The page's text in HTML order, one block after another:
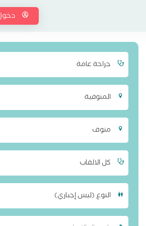
جراحة عامة
المنوفية
منوف
كل الالقاب
النوع (ليس إجباري)